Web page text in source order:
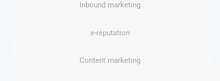
Inbound marketing
e-réputation
Content marketing